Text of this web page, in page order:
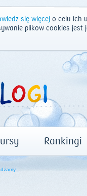
się więcej o celu ich
plików cookies
Rankingi